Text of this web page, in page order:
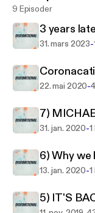
9 Episoder
3 years
31. mars 2023-
22. mai 2020-
7)
31. jan. 2020-
6) Why we
13. jan. 2020-
5) IT'S